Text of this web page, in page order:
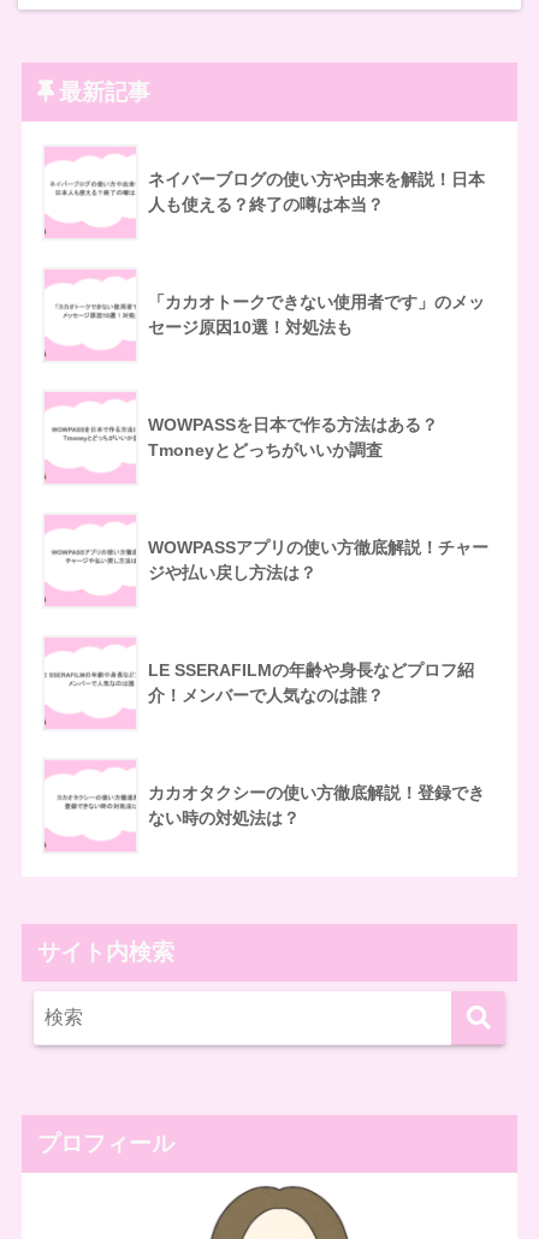
最新記事
ネイバーブログの使い方や由来を解説！日本
人も使える？終了の噂は本当？
「カカオトークできない使用者です」のメッ
セージ原因10選！対処法も
WOWPASSを日本で作る方法はある？
Tmoneyとどっちがいいか調査
WOWPASSアプリの使い方徹底解説！チャー
ジや払い戻し方法は？
LE SSERAFILMの年齢や身長などプロフ紹
介！メンバーで人気なのは誰？
カカオタクシーの使い方徹底解説！登録でき
ない時の対処法は？
サイト内検索
プロフィール